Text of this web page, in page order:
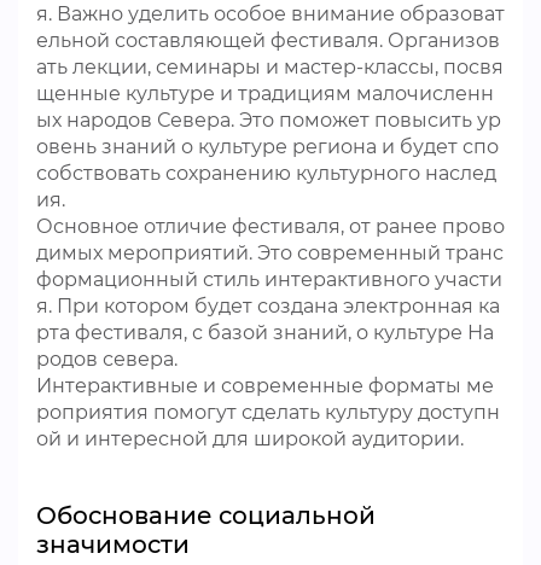
я. Важно уделить особое внимание образоват
ельной составляющей фестиваля. Организов
ать лекции, семинары и мастер-классы, посвя
щенные культуре и традициям малочисленн
ых народов Севера. Это поможет повысить ур
овень знаний о культуре региона и будет спо
собствовать сохранению культурного наслед
ия.
Основное отличие фестиваля, от ранее прово
димых мероприятий. Это современный транс
формационный стиль интерактивного участи
я. При котором будет создана электронная ка
рта фестиваля, с базой знаний, о культуре На
родов севера.
Интерактивные и современные форматы ме
роприятия помогут сделать культуру доступн
ой и интересной для широкой аудитории.
Обоснование социальной
значимости